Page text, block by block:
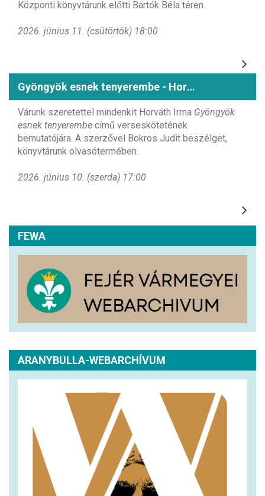
Központi könyvtárunk előtti Bartók Béla téren.
2026. június 11. (csütörtök) 18:00
Gyöngyök esnek tenyerembe - Horváth Irma könyvbemutatója
Várunk szeretettel mindenkit Horváth Irma Gyöngyök
esnek tenyerembe című verseskötetének
bemutatójára. A szerzővel Bokros Judit beszélget,
könyvtárunk olvasótermében.
2026. június 10. (szerda) 17:00
FEWA
ARANYBULLA-WEBARCHÍVUM